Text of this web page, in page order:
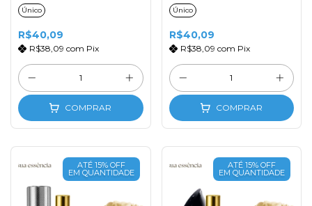
Único
R$40,09
R$38,09 com Pix
COMPRAR
Único
R$40,09
R$38,09 com Pix
COMPRAR
ATÉ 15% OFF
EM QUANTIDADE
ATÉ 15% OFF
EM QUANTIDADE